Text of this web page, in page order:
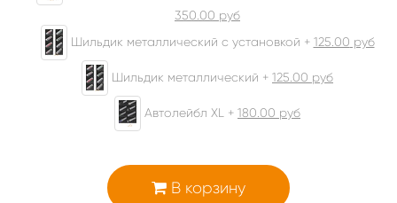
350.00 руб
Шильдик металлический с установкой + 125.00 руб
Шильдик металлический + 125.00 руб
Автолейбл XL + 180.00 руб
В корзину